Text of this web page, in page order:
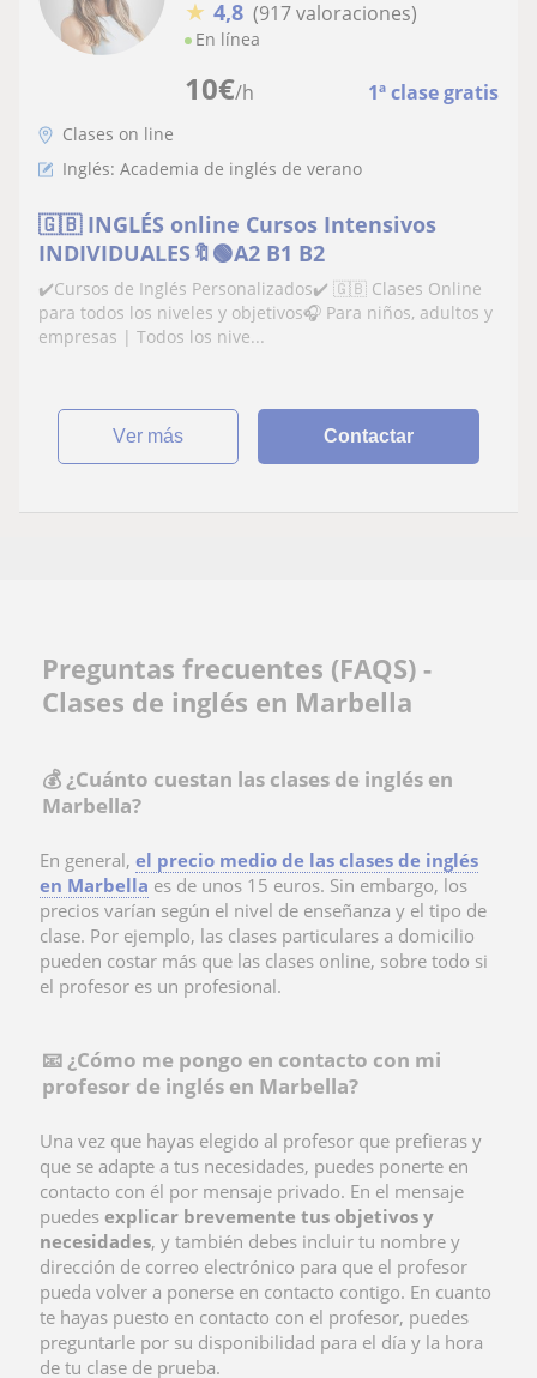
10€/h 1ª clase gratis
★ 4,8 (917 valoraciones)
En línea
Clases on line
Inglés: Academia de inglés de verano
🇬🇧 INGLÉS online Cursos Intensivos
INDIVIDUALES🔖🟢A2 B1 B2
✔️Cursos de Inglés Personalizados✔️ 🇬🇧 Clases Online
para todos los niveles y objetivos🎧 Para niños, adultos y
empresas | Todos los nive...
ver más Contactar
Preguntas frecuentes (FAQS) -
Clases de inglés en Marbella
💰 ¿Cuánto cuestan las clases de inglés en
Marbella?
En general, el precio medio de las clases de inglés
en Marbella es de unos 15 euros. Sin embargo, los
precios varían según el nivel de enseñanza y el tipo de
clase. Por ejemplo, las clases particulares a domicilio
pueden costar más que las clases online, sobre todo si
el profesor es un profesional.
📧 ¿Cómo me pongo en contacto con mi
profesor de inglés en Marbella?
Una vez que hayas elegido al profesor que prefieras y
que se adapte a tus necesidades, puedes ponerte en
contacto con él por mensaje privado. En el mensaje
puedes explicar brevemente tus objetivos y
necesidades, y también debes incluir tu nombre y
dirección de correo electrónico para que el profesor
pueda volver a ponerse en contacto contigo. En cuanto
te hayas puesto en contacto con el profesor, puedes
preguntarle por su disponibilidad para el día y la hora
de tu clase de prueba.